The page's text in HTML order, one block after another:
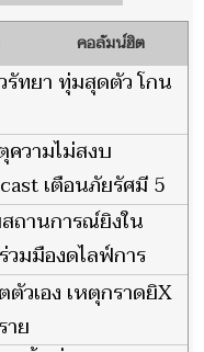
คอลัมน์ฮิต
ทยา ทุ่มสุดตัว โกน
วามไม่สงบ
เตือนภัยรัศมี 5
ถานการณ์ยิงใน
วมมืองดไลฟ์การ
วเอง เหตุกราดยิX
ย